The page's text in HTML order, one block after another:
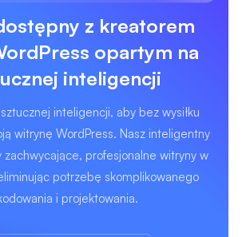
z kreatorem
opartym na
inteligencji
inteligencji, aby bez wysiłku
witrynę WordPress. Nasz inteligentny
zachwycające, profesjonalne witryny w
potrzebę skomplikowanego
i projektowania.